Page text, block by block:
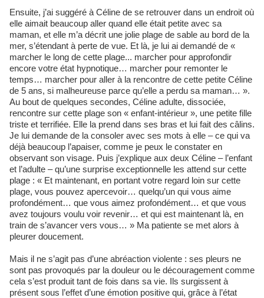
Ensuite, j’ai suggéré à Céline de se retrouver dans un endroit où
elle aimait beaucoup aller quand elle était petite avec sa
maman, et elle m’a décrit une jolie plage de sable au bord de la
mer, s’étendant à perte de vue. Et là, je lui ai demandé de «
marcher le long de cette plage... marcher pour approfondir
encore votre état hypnotique… marcher pour remonter le
temps… marcher pour aller à la rencontre de cette petite Céline
de 5 ans, si malheureuse parce qu’elle a perdu sa maman… ».
Au bout de quelques secondes, Céline adulte, dissociée,
rencontre sur cette plage son « enfant-intérieur », une petite fille
triste et terrifiée. Elle la prend dans ses bras et lui fait des câlins.
Je lui demande de la consoler avec ses mots à elle – ce qui va
déjà beaucoup l’apaiser, comme je peux le constater en
observant son visage. Puis j’explique aux deux Céline – l’enfant
et l’adulte – qu’une surprise exceptionnelle les attend sur cette
plage : « Et maintenant, en portant votre regard loin sur cette
plage, vous pouvez apercevoir… quelqu’un qui vous aime
profondément… que vous aimez profondément… et que vous
avez toujours voulu voir revenir… et qui est maintenant là, en
train de s’avancer vers vous… » Ma patiente se met alors à
pleurer doucement.
Mais il ne s’agit pas d’une abréaction violente : ses pleurs ne
sont pas provoqués par la douleur ou le découragement comme
cela s’est produit tant de fois dans sa vie. Ils surgissent à
présent sous l’effet d’une émotion positive qui, grâce à l’état